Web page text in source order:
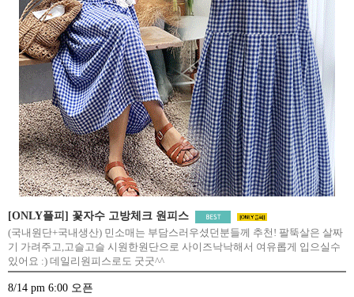
[ONLY플피] 꽃자수 고방체크 원피스
(국내원단+국내생산) 민소매는 부담스러우셨던분들께 추천! 팔뚝살은 살짜
기 가려주고,고슬고슬 시원한원단으로 사이즈낙낙해서 여유롭게 입으실수
있어요 :) 데일리원피스로도 굿굿^^
8/14 pm 6:00 오픈